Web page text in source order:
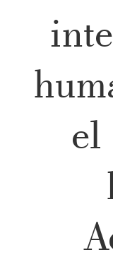
el